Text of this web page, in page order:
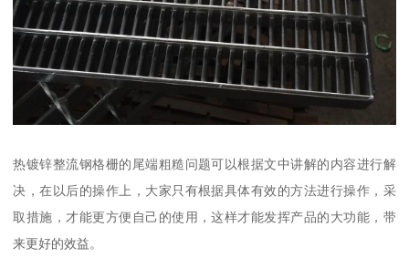
热镀锌整流钢格栅的尾端粗糙问题可以根据文中讲解的内容进行解
决，在以后的操作上，大家只有根据具体有效的方法进行操作，采
取措施，才能更方便自己的使用，这样才能发挥产品的大功能，带
来更好的效益。